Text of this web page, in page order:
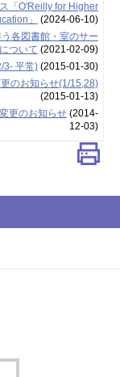
「O'Reilly for Higher
」
(2024-06-10)
各図書館・室のサー
ついて (2021-02-09)
3- 平常)(2015-01-30)
のお知らせ(1/15,28)
(2015-01-13)
更のお知らせ(2014-
12-03)